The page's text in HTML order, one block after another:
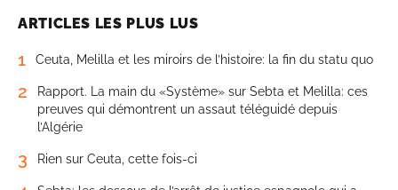
ARTICLES LES PLUS LUS
1 Ceuta, Melilla et les miroirs de l’histoire: la fin du statu quo
2
Rapport. La main du «Système» sur Sebta et Melilla: ces
preuves qui démontrent un assaut téléguidé depuis
l’Algérie
3 Rien sur Ceuta, cette fois-ci